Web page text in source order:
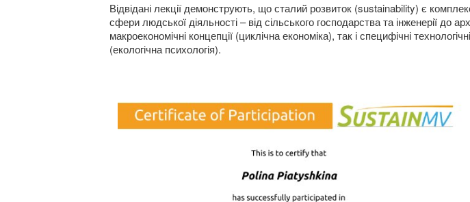
Відвідані лекції демонструють, що сталий розвиток (sustainability) є
сфери людської діяльності – від сільського господарства та інженерії до
макроекономічні концепції (циклічна економіка), так і специфічні
(екологічна психологія).